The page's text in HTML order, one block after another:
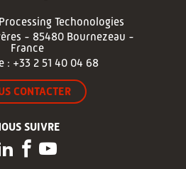
Techonologies
- 85480 Bournezeau -
France
: +33 2 51 40 04 68
CONTACTER
SUIVRE